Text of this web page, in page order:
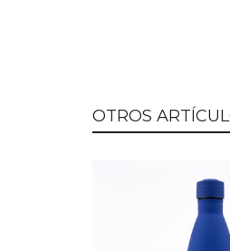
OTROS